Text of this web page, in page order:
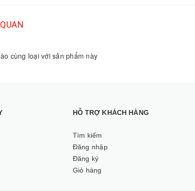
cùng loại với sản phẩm này
HỖ TRỢ KHÁCH HÀNG
Tìm kiếm
Đăng nhập
Đăng ký
Giỏ hàng